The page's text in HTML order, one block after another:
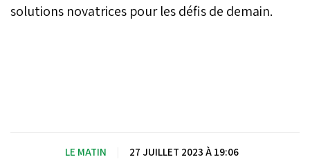
solutions novatrices pour les défis de demain.
LE MATIN 27 JUILLET 2023 À 19:06